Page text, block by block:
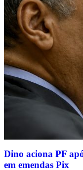
Dino aciona PF
em emendas Pix